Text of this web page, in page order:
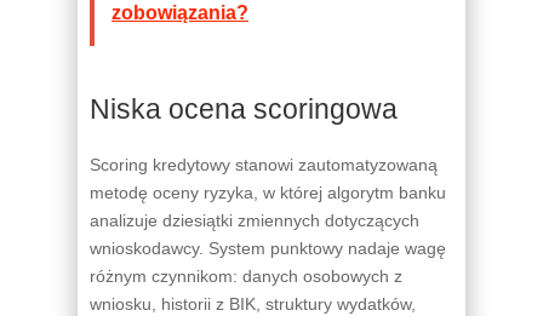
zobowiązania?
Niska ocena scoringowa
Scoring kredytowy stanowi zautomatyzowaną
metodę oceny ryzyka, w której algorytm banku
analizuje dziesiątki zmiennych dotyczących
wnioskodawcy. System punktowy nadaje wagę
różnym czynnikom: danych osobowych z
wniosku, historii z BIK, struktury wydatków,